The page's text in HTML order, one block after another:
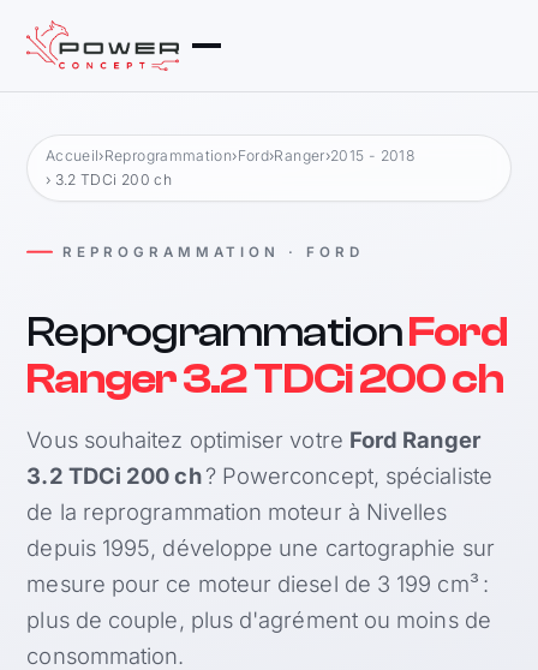
Accueil›Reprogrammation›Ford›Ranger›2015 - 2018
› 3.2 TDCi 200 ch
REPROGRAMMATION · FORD
ReprogrammationFord
Ranger 3.2 TDCi 200 ch
Vous souhaitez optimiser votre Ford Ranger
3.2 TDCi 200 ch? Powerconcept, spécialiste
de la reprogrammation moteur à Nivelles
depuis 1995, développe une cartographie sur
mesure pour ce moteur diesel de 3 199 cm³ :
plus de couple, plus d'agrément ou moins de
consommation.